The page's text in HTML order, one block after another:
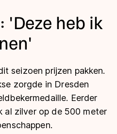
'Deze heb ik
seizoen prijzen pakken.
zorgde in Dresden
Eerder
al zilver op de 500 meter